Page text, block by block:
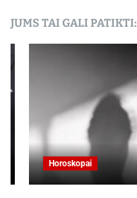
JUMS TAI GALI PATIKTI:
Horoskopai